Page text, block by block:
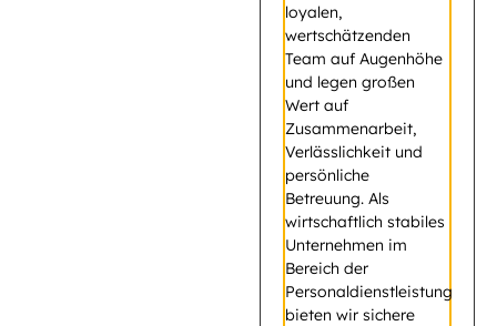
loyalen,
wertschätzenden
Team auf Augenhöhe
und legen großen
Wert auf
Zusammenarbeit,
Verlässlichkeit und
persönliche
Betreuung. Als
wirtschaftlich stabiles
Unternehmen im
Bereich der
Personaldienstleistung
bieten wir sichere